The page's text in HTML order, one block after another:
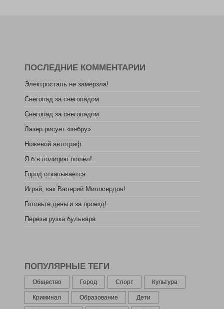
ПОСЛЕДНИЕ КОММЕНТАРИИ
Электросталь не замёрзла!
Снегопад за снегопадом
Снегопад за снегопадом
Лазер рисует «зебру»
Ножевой автограф
Я б в полицию пошёл!..
Город откапывается
Играй, как Валерий Милосердов!
Готовьте деньги за проезд!
Перезагрузка бульвара
ПОПУЛЯРНЫЕ ТЕГИ
Общество Город Спорт Культура
Криминал Образование Дети